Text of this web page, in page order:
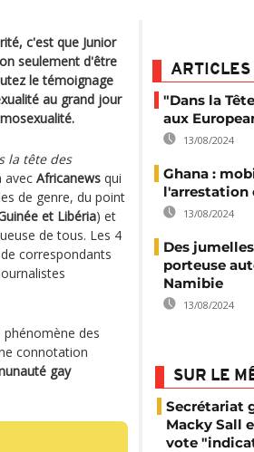
c'est que Junior
seulement d'être
le témoignage
au grand jour
la tête des
avec Africanews qui
de genre, du point
et Libéria) et
de tous. Les 4
correspondants
phénomène des
connotation
gay
ARTICLES
"Dans la
aux
13/08/2024
Ghana :
l'arrestation
13/08/2024
Des
porteuse
Namibie
13/08/2024
SUR LE
Secrétariat
Macky Sall
vote